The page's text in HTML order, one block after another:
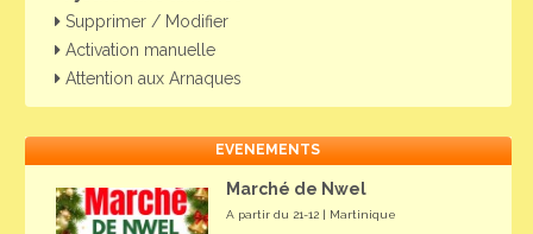
Supprimer / Modifier
Activation manuelle
Attention aux Arnaques
EVENEMENTS
Marché de Nwel
A partir du 21-12 | Martinique